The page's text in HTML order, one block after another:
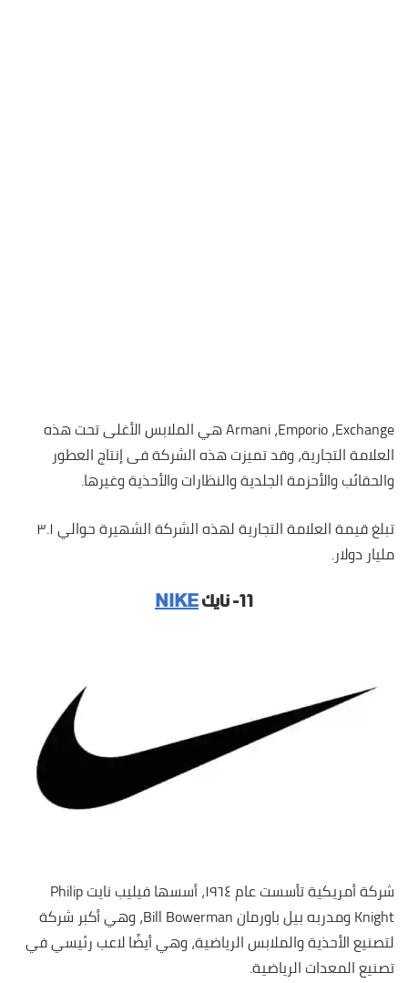
Armani ،Emporio ،Exchange هي الملابس الأغلى تحت هذه
العلامة التجارية، وقد تميزت هذه الشركة فى إنتاج العطور
والحقائب والأحزمة الجلدية والنظارات والأحذية وغيرها.
تبلغ قيمة العلامة التجارية لهذه الشركة الشهيرة حوالي ٣.١
مليار دولار.
١١- نايك NIKE
شركة أمريكية تأسست عام ١٩٦٤، أسسها فيليب نايت Philip
Knight ومدربه بيل باورمان Bill Bowerman، وهي أكبر شركة
لتصنيع الأحذية والملابس الرياضية، وهي أيضًا لاعب رئيسي في
تصنيع المعدات الرياضية.